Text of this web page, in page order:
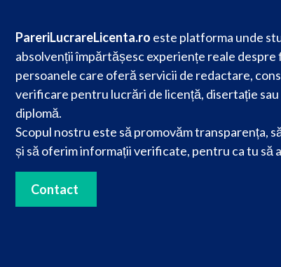
PareriLucrareLicenta.ro este platforma unde
absolvenții împărtășesc experiențe reale despre
persoanele care oferă servicii de redactare,
verificare pentru lucrări de licență, disertație
diplomă.
Scopul nostru este să promovăm transparența,
și să oferim informații verificate, pentru ca tu să
Contact